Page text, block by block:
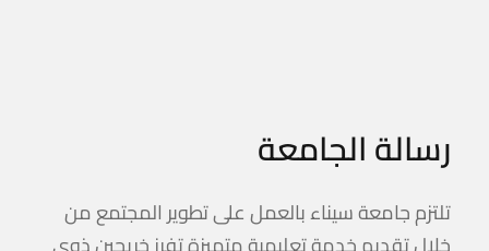
رسالة الجامعة
تلتزم جامعة سيناء بالعمل على تطوير المجتمع من